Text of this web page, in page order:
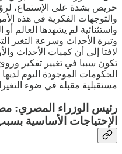
حريص بشدة على الإستماع،
والتوجهات الفكرية في هذه
واستثنائية لم يشهدها العالم
وتيرة الأحداث وسرعة التغير
لافتا إلى أن كميات الأحداث
تكون سببا في تغيير تفكير
الحكومات الموجودة اليوم
مستقبلية مقبلة في ضوء
رئيس الوزراء المصري:
الإحتياجات الأساسية